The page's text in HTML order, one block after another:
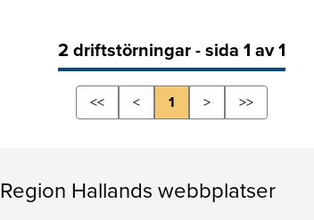
2 driftstörningar - sida 1 av 1
<< < 1 > >>
Region Hallands webbplatser